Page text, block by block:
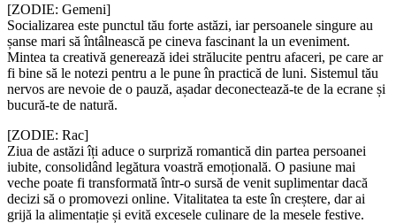
[ZODIE: Gemeni]
Socializarea este punctul tău forte astăzi, iar persoanele singure au
șanse mari să întâlnească pe cineva fascinant la un eveniment.
Mintea ta creativă generează idei strălucite pentru afaceri, pe care ar
fi bine să le notezi pentru a le pune în practică de luni. Sistemul tău
nervos are nevoie de o pauză, așadar deconectează-te de la ecrane și
bucură-te de natură.
[ZODIE: Rac]
Ziua de astăzi îți aduce o surpriză romantică din partea persoanei
iubite, consolidând legătura voastră emoțională. O pasiune mai
veche poate fi transformată într-o sursă de venit suplimentar dacă
decizi să o promovezi online. Vitalitatea ta este în creștere, dar ai
grijă la alimentație și evită excesele culinare de la mesele festive.